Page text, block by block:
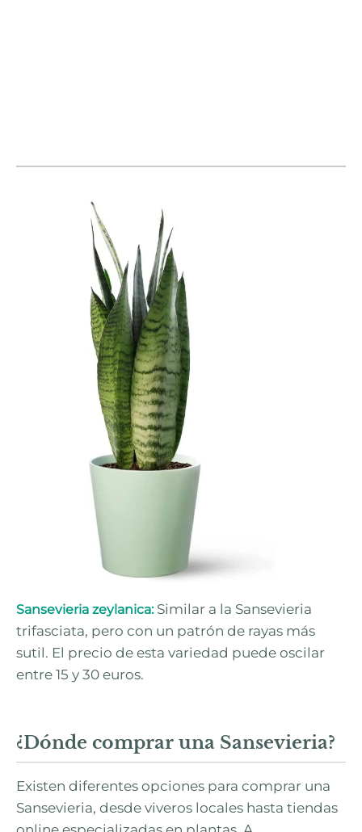
Sansevieria zeylanica:Similar a la Sansevieria
trifasciata, pero con un patrón de rayas más
sutil. El precio de esta variedad puede oscilar
entre 15 y 30 euros.
¿Dónde comprar una Sansevieria?
Existen diferentes opciones para comprar una
Sansevieria, desde viveros locales hasta tiendas